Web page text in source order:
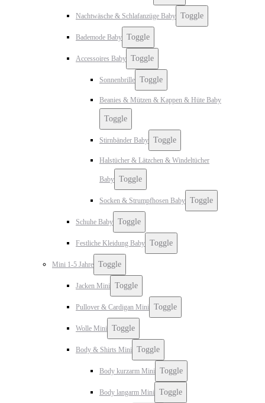
Nachtwäsche & Schlafanzüge Baby Toggle
Bademode Baby Toggle
Accessoires Baby Toggle
Sonnenbrille Toggle
Beanies & Mützen & Kappen & Hüte Baby
Toggle
Stirnbänder Baby Toggle
Halstücher & Lätzchen & Windeltücher
Baby Toggle
Socken & Strumpfhosen Baby Toggle
Schuhe Baby Toggle
Festliche Kleidung Baby Toggle
Mini 1-5 Jahre Toggle
Jacken Mini Toggle
Pullover & Cardigan Mini Toggle
Wolle Mini Toggle
Body & Shirts Mini Toggle
Body kurzarm Mini Toggle
Body langarm Mini Toggle